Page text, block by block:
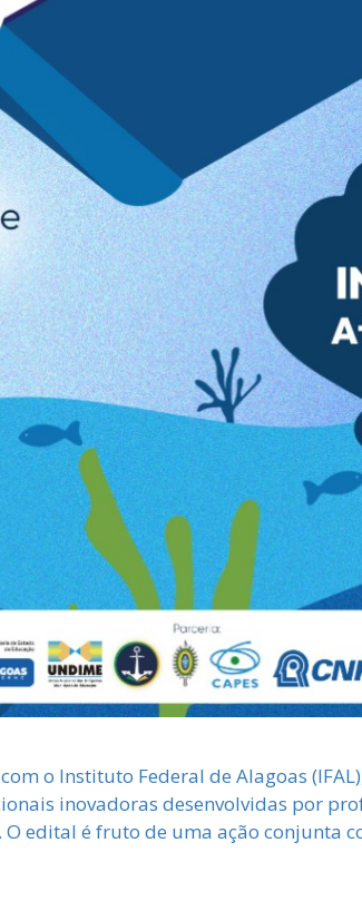
o Instituto Federal de Alagoas
inovadoras desenvolvidas por
O edital é fruto de uma ação conjunta